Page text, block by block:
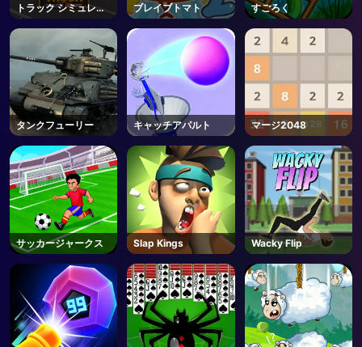
トラック シミュレー
ター
ブレイブトマト すごろく
タンクフューリー キャッチアパルト マージ2048
サッカージャークス Slap Kings Wacky Flip